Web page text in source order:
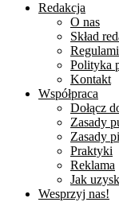
Redakcja
O nas
Skład
Polityka
Kontakt
Współpraca
Dołącz
Zasady
Zasady
Praktyki
Reklama
Jak
Wesprzyj nas!